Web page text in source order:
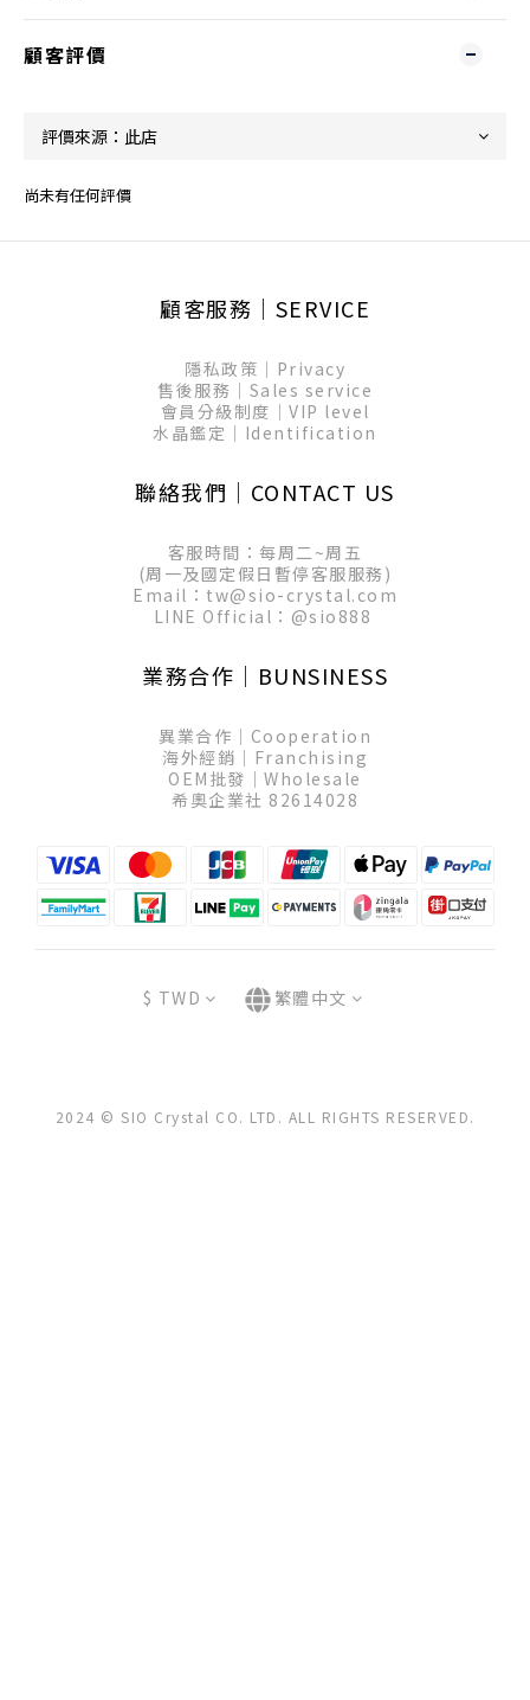
顧客評價
尚未有任何評價
顧客服務│SERVICE
隱私政策│Privacy
售後服務│Sales service
會員分級制度│VIP level
水晶鑑定│Identification
聯絡我們│CONTACT US
客服時間：每周二~周五
(周一及國定假日暫停客服服務)
Email：tw@sio-crystal.com
LINE Official： @sio888
業務合作│BUNSINESS
異業合作│Cooperation
海外經銷│Franchising
OEM批發│Wholesale
希奧企業社 82614028
$ TWD 繁體中文
2024 © SIO Crystal CO. LTD. ALL RIGHTS RESERVED.